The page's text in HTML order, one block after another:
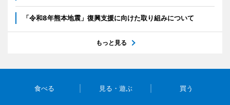
「令和8年熊本地震」復興支援に向けた取り組みについて
もっと見る
食べる 見る・遊ぶ 買う